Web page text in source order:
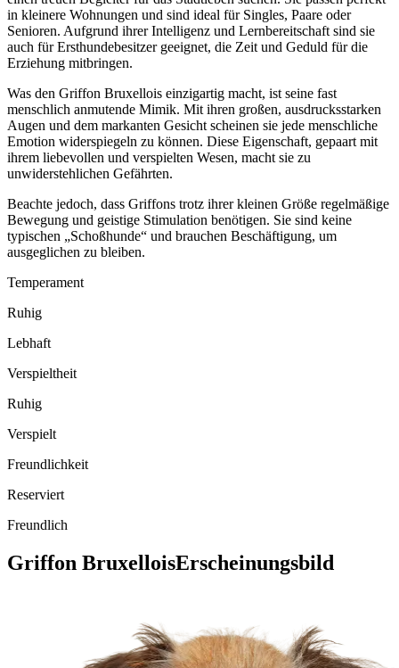
in kleinere Wohnungen und sind ideal für Singles, Paare oder
Senioren. Aufgrund ihrer Intelligenz und Lernbereitschaft sind sie
auch für Ersthundebesitzer geeignet, die Zeit und Geduld für die
Erziehung mitbringen.
Was den Griffon Bruxellois einzigartig macht, ist seine fast
menschlich anmutende Mimik. Mit ihren großen, ausdrucksstarken
Augen und dem markanten Gesicht scheinen sie jede menschliche
Emotion widerspiegeln zu können. Diese Eigenschaft, gepaart mit
ihrem liebevollen und verspielten Wesen, macht sie zu
unwiderstehlichen Gefährten.
Beachte jedoch, dass Griffons trotz ihrer kleinen Größe regelmäßige
Bewegung und geistige Stimulation benötigen. Sie sind keine
typischen „Schoßhunde“ und brauchen Beschäftigung, um
ausgeglichen zu bleiben.
Temperament
Ruhig
Lebhaft
Verspieltheit
Ruhig
Verspielt
Freundlichkeit
Reserviert
Freundlich
Griffon BruxelloisErscheinungsbild